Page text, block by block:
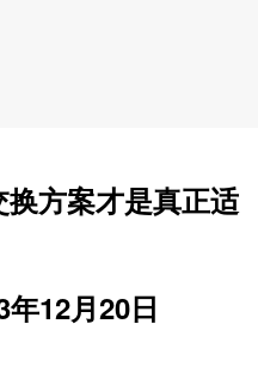
方案才是真正适
年12月20日